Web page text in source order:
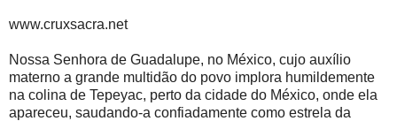
www.cruxsacra.net
Nossa Senhora de Guadalupe, no México, cujo auxílio
materno a grande multidão do povo implora humildemente
na colina de Tepeyac, perto da cidade do México, onde ela
apareceu, saudando-a confiadamente como estrela da